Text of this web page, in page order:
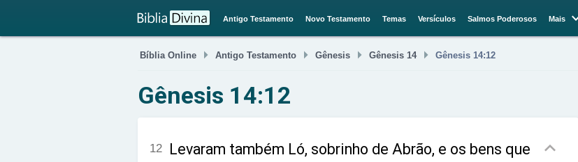
Buscar
Antigo Testamento Novo Testamento Temas Versículos Salmos Poderosos Mais
Bíblia Online  Antigo Testamento  Gênesis  Gênesis 14 Gênesis 14:12
Gênesis 14:12
12 Levaram também Ló, sobrinho de Abrão, e os bens que
